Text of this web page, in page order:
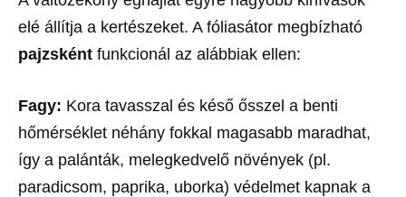
elé állítja a kertészeket. A fóliasátor megbízható
pajzsként funkcionál az alábbiak ellen:
Fagy: Kora tavasszal és késő ősszel a benti
hőmérséklet néhány fokkal magasabb maradhat,
így a palánták, melegkedvelő növények (pl.
paradicsom, paprika, uborka) védelmet kapnak a